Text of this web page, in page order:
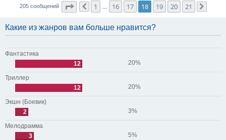
205 сообщений Страница18из 21
Пред.
1 16 17 18 19 20 21
Какие из жанров вам больше нравится?
Фантастика
12
20%
Триллер
12
20%
Экшн (Боевик)
2
3%
Мелодрамма
3
5%